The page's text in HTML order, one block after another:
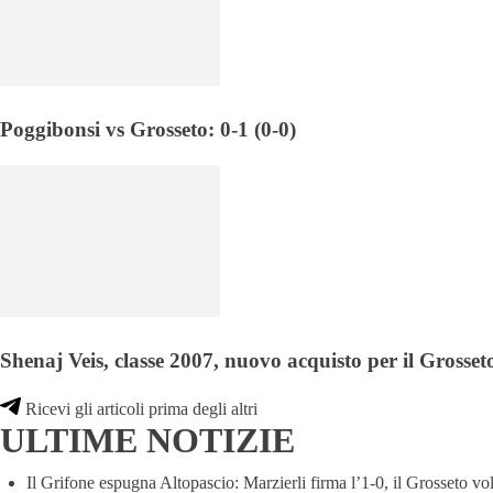
Poggibonsi vs Grosseto: 0-1 (0-0)
Shenaj Veis, classe 2007, nuovo acquisto per il
Ricevi gli articoli prima degli altri
ULTIME NOTIZIE
Il Grifone espugna Altopascio: Marzierli firma l’1-0, il Grosseto